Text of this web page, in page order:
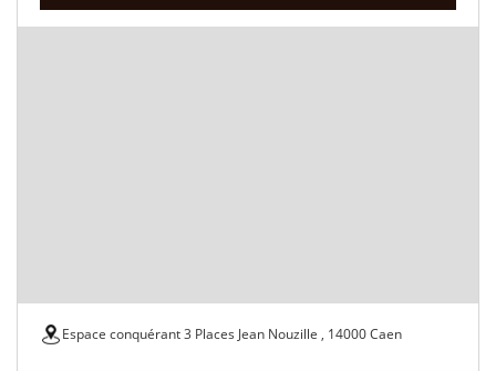
Espace conquérant 3 Places Jean Nouzille , 14000 Caen